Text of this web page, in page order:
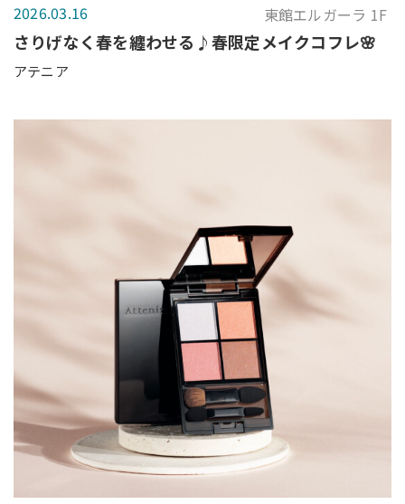
2026.03.16 東館エルガーラ 1F
さりげなく春を纏わせる♪春限定メイクコフレ🌸
アテニア